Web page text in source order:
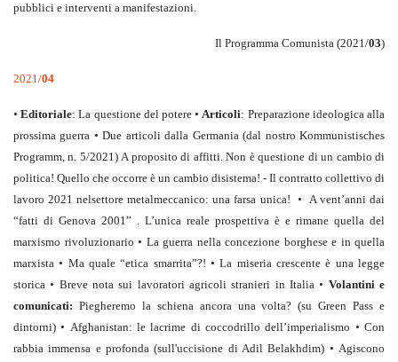
pubblici e interventi a manifestazioni.
Il Programma Comunista (2021/03)
2021/04
•Editoriale:La questione del potere • Articoli: Preparazione ideologica alla
prossima guerra •Due articoli dalla Germania (dal nostro Kommunistisches
Programm, n. 5/2021) A proposito di affitti. Non è questione di un cambio di
politica! Quello che occorre è un cambio disistema! - Il contratto collettivo di
lavoro 2021 nelsettore metalmeccanico: una farsa unica!
• A vent’anni dai
“fatti di Genova 2001” . L’unica reale prospettiva è e rimane quella del
marxismo rivoluzionario • La guerra nella concezione borghese e in quella
marxista • Ma quale “etica smarrita”?! •La miseria crescente è una legge
storica • Breve nota sui lavoratori agricoli stranieri in Italia • Volantini e
comunicati: Piegheremo la schiena ancora una volta? (su Green Pass e
dintorni) • Afghanistan: le lacrime di coccodrillo dell’imperialismo •Con
rabbia immensa e profonda (sull'uccisione di Adil Belakhdim) •Agiscono